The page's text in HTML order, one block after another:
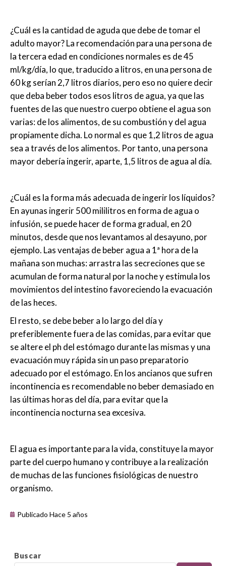
¿Cuál es la cantidad de aguda que debe de tomar el
adulto mayor? La recomendación para una persona de
la tercera edad en condiciones normales es de 45
ml/kg/día, lo que, traducido a litros, en una persona de
60 kg serían 2,7 litros diarios, pero eso no quiere decir
que deba beber todos esos litros de agua, ya que las
fuentes de las que nuestro cuerpo obtiene el agua son
varias: de los alimentos, de su combustión y del agua
propiamente dicha. Lo normal es que 1,2 litros de agua
sea a través de los alimentos. Por tanto, una persona
mayor debería ingerir, aparte, 1,5 litros de agua al día.
¿Cuál es la forma más adecuada de ingerir los líquidos?
En ayunas ingerir 500 mililitros en forma de agua o
infusión, se puede hacer de forma gradual, en 20
minutos, desde que nos levantamos al desayuno, por
ejemplo. Las ventajas de beber agua a 1ª hora de la
mañana son muchas: arrastra las secreciones que se
acumulan de forma natural por la noche y estimula los
movimientos del intestino favoreciendo la evacuación
de las heces.
El resto, se debe beber a lo largo del día y
preferiblemente fuera de las comidas, para evitar que
se altere el ph del estómago durante las mismas y una
evacuación muy rápida sin un paso preparatorio
adecuado por el estómago. En los ancianos que sufren
incontinencia es recomendable no beber demasiado en
las últimas horas del día, para evitar que la
incontinencia nocturna sea excesiva.
El agua es importante para la vida, constituye la mayor
parte del cuerpo humano y contribuye a la realización
de muchas de las funciones fisiológicas de nuestro
organismo.
Publicado Hace 5 años
Buscar